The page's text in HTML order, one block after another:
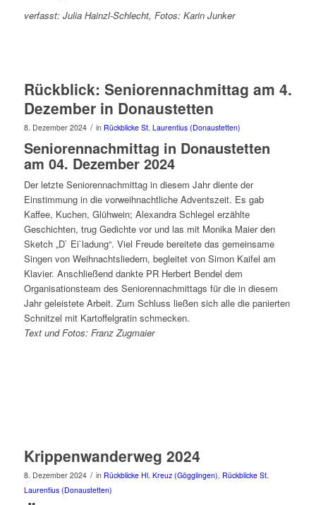
verfasst: Julia Hainzl-Schlecht, Fotos: Karin Junker
Rückblick: Seniorennachmittag am 4.
Dezember in Donaustetten
8. Dezember 2024 / in Rückblicke St. Laurentius (Donaustetten)
Seniorennachmittag in Donaustetten
am 04. Dezember 2024
Der letzte Seniorennachmittag in diesem Jahr diente der
Einstimmung in die vorweihnachtliche Adventszeit. Es gab
Kaffee, Kuchen, Glühwein; Alexandra Schlegel erzählte
Geschichten, trug Gedichte vor und las mit Monika Maier den
Sketch „D` Ei`ladung“. Viel Freude bereitete das gemeinsame
Singen von Weihnachtsliedern, begleitet von Simon Kaifel am
Klavier. Anschließend dankte PR Herbert Bendel dem
Organisationsteam des Seniorennachmittags für die in diesem
Jahr geleistete Arbeit. Zum Schluss ließen sich alle die panierten
Schnitzel mit Kartoffelgratin schmecken.
Text und Fotos: Franz Zugmaier
Krippenwanderweg 2024
8. Dezember 2024 / in Rückblicke Hl. Kreuz (Gögglingen) Rückblicke St.
Laurentius (Donaustetten)